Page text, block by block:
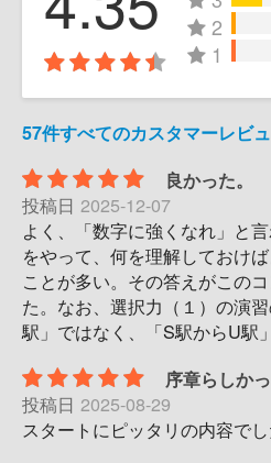
2
1
57件すべてのカスタマーレビ
良かった。
投稿日 2025-12-07
よく、「数字に強くなれ」と
をやって、何を理解しておけ
ことが多い。その答えがこの
た。なお、選択力（１）の演
駅」ではなく、「S駅からU駅
序章らしかっ
投稿日 2025-08-29
スタートにピッタリの内容でし